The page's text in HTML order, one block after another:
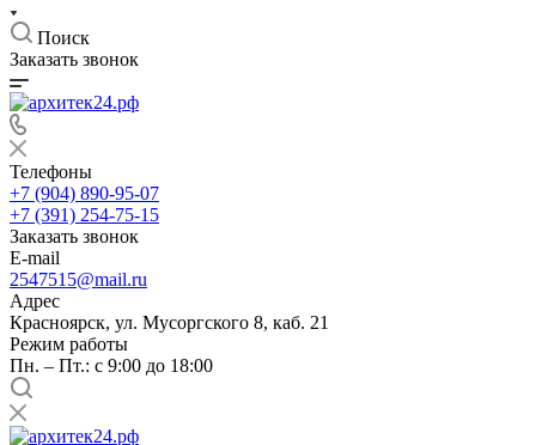
Поиск
Заказать звонок
Телефоны
+7 (904) 890-95-07
+7 (391) 254-75-15
Заказать звонок
E-mail
2547515@mail.ru
Адрес
Красноярск, ул. Мусоргского 8, каб. 21
Режим работы
Пн. – Пт.: с 9:00 до 18:00